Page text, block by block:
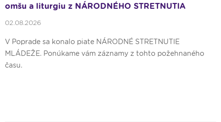
omšu a liturgiu z NÁRODNÉHO STRETNUTIA
02.08.2026
V Poprade sa konalo piate NÁRODNÉ STRETNUTIE
MLÁDEŽE. Ponúkame vám záznamy z tohto požehnaného
času.